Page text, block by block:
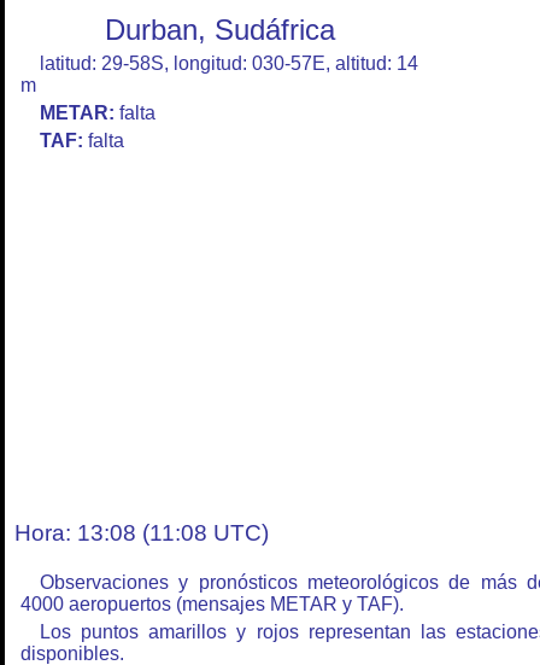
Durban, Sudáfrica
latitud: 29-58S, longitud: 030-57E, altitud: 14
m
METAR: falta
TAF: falta
Hora: 13:08 (11:08 UTC)
Observaciones y pronósticos meteorológicos de más
4000 aeropuertos (mensajes METAR y TAF).
Los puntos amarillos y rojos representan las
disponibles.